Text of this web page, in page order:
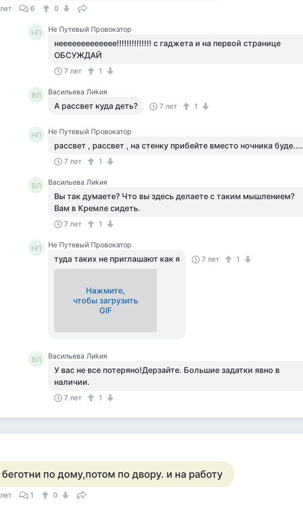
6 0
НП Не Путевый Провокатор
неееееееееееее!!!!!!!!!!!!!! с гаджета и на первой странице
ОБСУЖДАЙ
7 лет 1
ВЛ Васильева Лиkия
А рассвет куда деть? 7 лет 1
НП Не Путевый Провокатор
рассвет , рассвет , на стенку прибейте вместо ночника буде....
7 лет 1
ВЛ Васильева Лиkия
Вы так думаете? Что вы здесь делаете с таким мышлением?
Вам в Кремле сидеть.
7 лет 1
НП Не Путевый Провокатор
туда таких не приглашают как я
Нажмите,
чтобы загрузить
GIF
7 лет 1
ВЛ Васильева Лиkия
У вас не все потеряно!Дерзайте. Большие задатки явно в
наличии.
7 лет 1
по дому,потом по двору. и на работу
1 0